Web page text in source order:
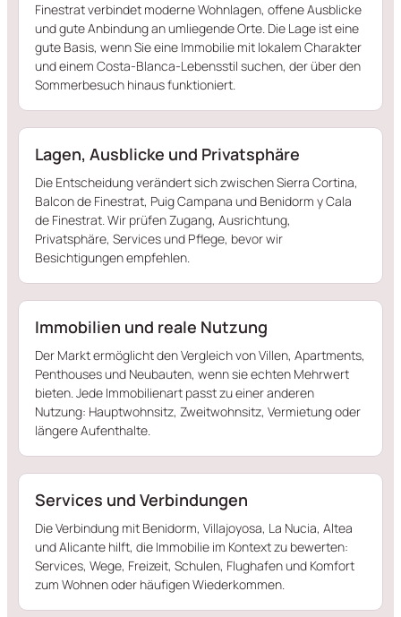
Finestrat verbindet moderne Wohnlagen, offene Ausblicke
und gute Anbindung an umliegende Orte. Die Lage ist eine
gute Basis, wenn Sie eine Immobilie mit lokalem Charakter
und einem Costa-Blanca-Lebensstil suchen, der über den
Sommerbesuch hinaus funktioniert.
Lagen, Ausblicke und Privatsphäre
Die Entscheidung verändert sich zwischen Sierra Cortina,
Balcon de Finestrat, Puig Campana und Benidorm y Cala
de Finestrat. Wir prüfen Zugang, Ausrichtung,
Privatsphäre, Services und Pflege, bevor wir
Besichtigungen empfehlen.
Immobilien und reale Nutzung
Der Markt ermöglicht den Vergleich von Villen, Apartments,
Penthouses und Neubauten, wenn sie echten Mehrwert
bieten. Jede Immobilienart passt zu einer anderen
Nutzung: Hauptwohnsitz, Zweitwohnsitz, Vermietung oder
längere Aufenthalte.
Services und Verbindungen
Die Verbindung mit Benidorm, Villajoyosa, La Nucia, Altea
und Alicante hilft, die Immobilie im Kontext zu bewerten:
Services, Wege, Freizeit, Schulen, Flughafen und Komfort
zum Wohnen oder häufigen Wiederkommen.